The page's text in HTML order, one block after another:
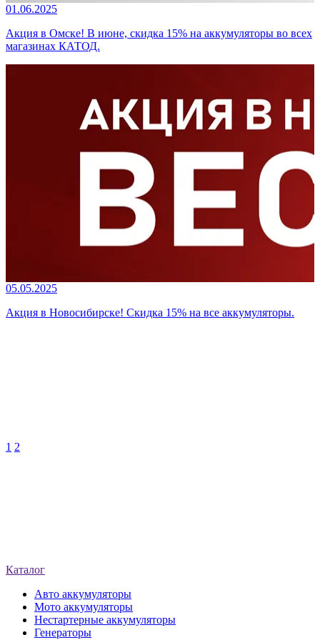
01.06.2025
Акция в Омске! В июне, скидка 15% на аккумуляторы во всех
магазинах КАТОД.
05.05.2025
Акция в Новосибирске! Скидка 15% на все аккумуляторы.
1 2
Каталог
Авто аккумуляторы
Мото аккумуляторы
Нестартерные аккумуляторы
Генераторы